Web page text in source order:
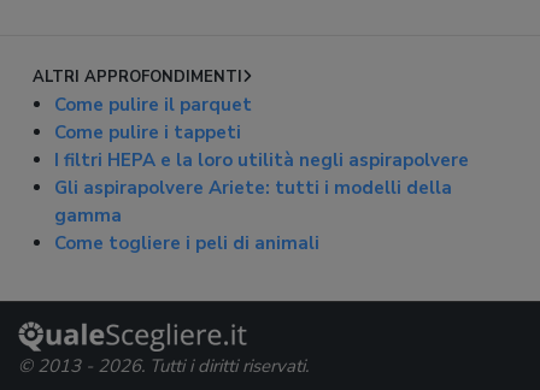
ALTRI APPROFONDIMENTI
Come pulire il parquet
Come pulire i tappeti
I filtri HEPA e la loro utilità negli aspirapolvere
Gli aspirapolvere Ariete: tutti i modelli della
gamma
Come togliere i peli di animali
© 2013 - 2026. Tutti i diritti riservati.